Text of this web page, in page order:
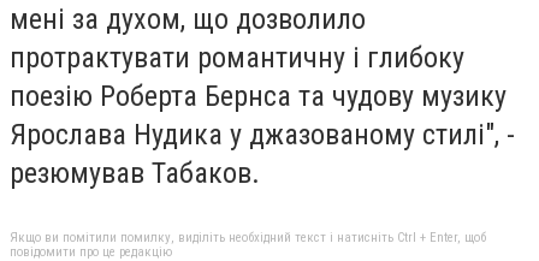
мені за духом, що дозволило
протрактувати романтичну і глибоку
поезію Роберта Бернса та чудову музику
Ярослава Нудика у джазованому стилі", -
резюмував Табаков.
Якщо ви помітили помилку, виділіть необхідний текст і натисніть Ctrl + Enter, щоб
повідомити про це редакцію